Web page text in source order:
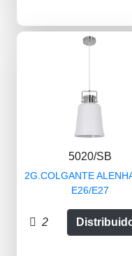
5020/SB
2G.COLGANTE
E26/E27
2